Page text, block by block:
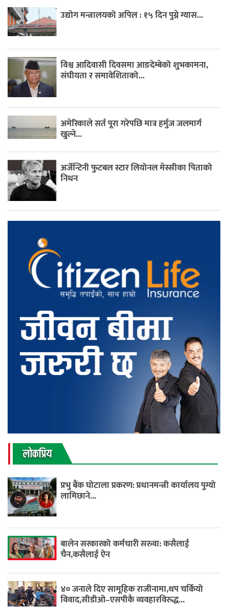
उद्योग मन्त्रालयको अपिल : १५ दिन पुग्ने ग्यास...
विश्व आदिवासी दिवसमा आङदेम्बेको शुभकामना,
संघीयता र समावेशिताको...
अमेरिकाले सर्त पूरा गरेपछि मात्र हर्मुज जलमार्ग
खुल्ने...
अर्जेन्टिनी फुटबल स्टार लियोनल मेस्सीका पिताको
निधन
लाेकप्रिय
प्रभु बैंक घोटाला प्रकरण: प्रधानमन्त्री कार्यालय पुग्यो
लामिछाने...
बालेन सरकारको कर्मचारी सरुवा: कसैलाई
चैन,कसैलाई ऐन
४० जनाले दिए सामूहिक राजीनामा,थप चर्कियो
विवाद,सीडीओ–एसपीकै व्यवहारविरुद्ध...